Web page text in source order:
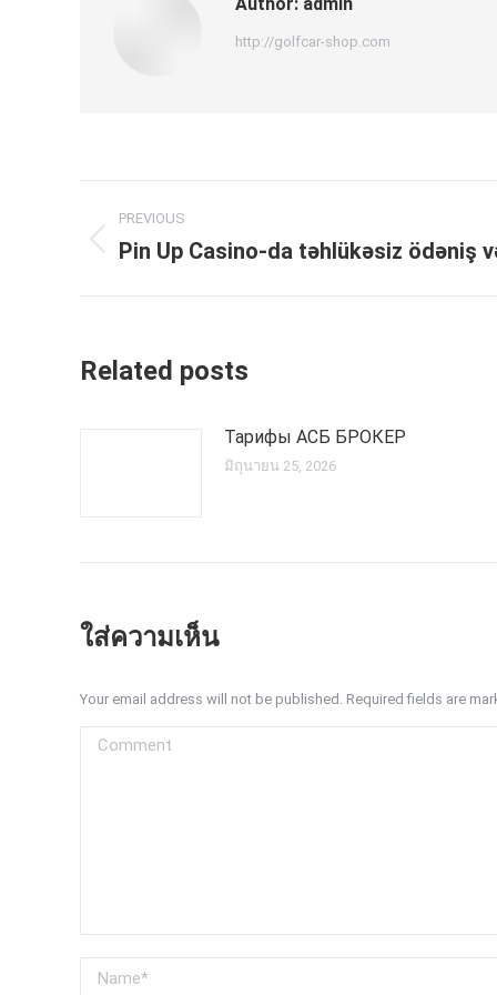
http://golfcar-shop.com
Post
navigation
PREVIOUS
Previous
Pin Up Casino-da təhlükəsiz ödəniş
Related posts
Тарифы АСБ БРОКЕР
มิถุนายน 25, 2026
ใส่ความเห็น
Your email address will not be published. Required fields are
Comment
Name *